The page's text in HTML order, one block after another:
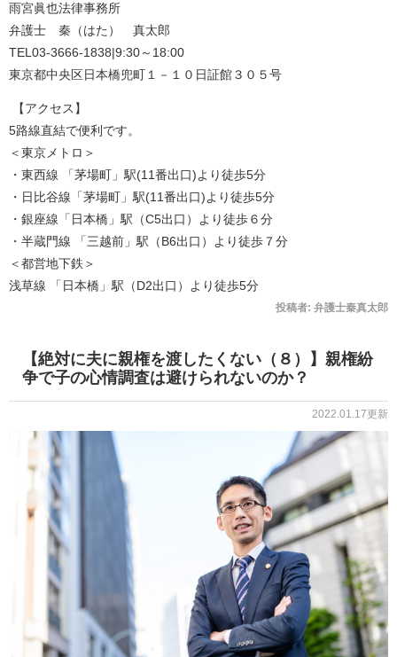
雨宮眞也法律事務所
弁護士 秦（はた） 真太郎
TEL03-3666-1838|9:30～18:00
東京都中央区日本橋兜町１－１０日証館３０５号
【アクセス】
5路線直結で便利です。
＜東京メトロ＞
・東西線 「茅場町」駅(11番出口)より徒歩5分
・日比谷線「茅場町」駅(11番出口)より徒歩5分
・銀座線「日本橋」駅（C5出口）より徒歩６分
・半蔵門線 「三越前」駅（B6出口）より徒歩７分
＜都営地下鉄＞
浅草線 「日本橋」駅（D2出口）より徒歩5分
投稿者: 弁護士秦真太郎
【絶対に夫に親権を渡したくない（８）】親権紛
争で子の心情調査は避けられないのか？
2022.01.17更新